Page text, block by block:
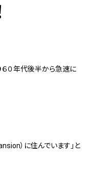
６０年代後半から急速に
）に住んでいます｣と